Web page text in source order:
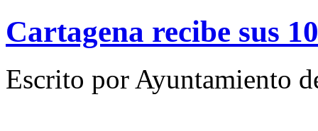
Cartagena recibe sus
Escrito por Ayuntamiento